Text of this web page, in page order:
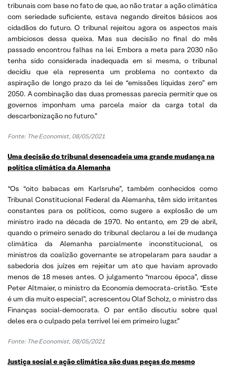
tribunais com base no fato de que, ao não tratar a ação climática
com seriedade suficiente, estava negando direitos básicos aos
cidadãos do futuro. O tribunal rejeitou agora os aspectos mais
ambiciosos dessa queixa. Mas sua decisão no final do mês
passado encontrou falhas na lei. Embora a meta para 2030 não
tenha sido considerada inadequada em si mesma, o tribunal
decidiu que ela representa um problema no contexto da
aspiração de longo prazo da lei de “emissões líquidas zero” em
2050. A combinação das duas promessas parecia permitir que os
governos imponham uma parcela maior da carga total da
descarbonização no futuro.”
Fonte: The Economist, 08/05/2021
Uma decisão do tribunal desencadeia uma grande mudança na
política climática da Alemanha
“Os “oito babacas em Karlsruhe”, também conhecidos como
Tribunal Constitucional Federal da Alemanha, têm sido irritantes
constantes para os políticos, como sugere a explosão de um
ministro irado na década de 1970. No entanto, em 29 de abril,
quando o primeiro senado do tribunal declarou a lei de mudança
climática da Alemanha parcialmente inconstitucional, os
ministros da coalizão governante se atropelaram para saudar a
sabedoria dos juízes em rejeitar um ato que haviam aprovado
menos de 18 meses antes. O julgamento “marcou época”, disse
Peter Altmaier, o ministro da Economia democrata-cristão. “Este
é um dia muito especial”, acrescentou Olaf Scholz, o ministro das
Finanças social-democrata. O par então discutiu sobre qual
deles era o culpado pela terrível lei em primeiro lugar.”
Fonte: The Economist, 08/05/2021
Justiça social e ação climática são duas peças do mesmo